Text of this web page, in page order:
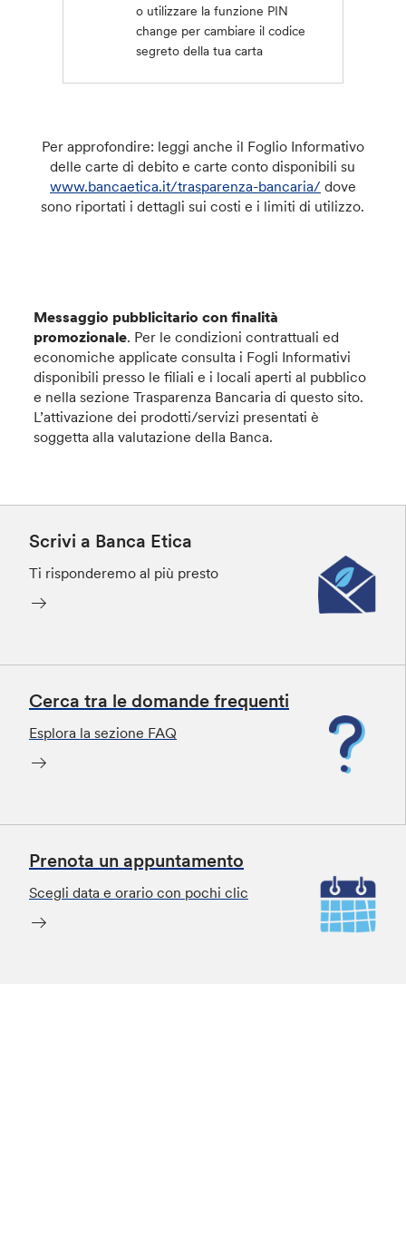
o utilizzare la funzione PIN
change per cambiare il codice
segreto della tua carta
Per approfondire: leggi anche il Foglio Informativo
delle carte di debito e carte conto disponibili su
www.bancaetica.it/trasparenza-bancaria/ dove
sono riportati i dettagli sui costi e i limiti di utilizzo.
Messaggio pubblicitario con finalità
promozionale. Per le condizioni contrattuali ed
economiche applicate consulta i Fogli Informativi
disponibili presso le filiali e i locali aperti al pubblico
e nella sezione Trasparenza Bancaria di questo sito.
L’attivazione dei prodotti/servizi presentati è
soggetta alla valutazione della Banca.
Scrivi a Banca Etica
Ti risponderemo al più presto
Cerca tra le domande frequenti
Esplora la sezione FAQ
Prenota un appuntamento
Scegli data e orario con pochi clic